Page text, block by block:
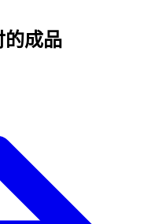
的成品